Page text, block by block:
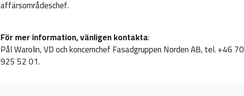
affärsområdeschef.
För mer information, vänligen kontakta:
Pål Warolin, VD och koncernchef Fasadgruppen Norden AB, tel. +46 70
925 52 01.